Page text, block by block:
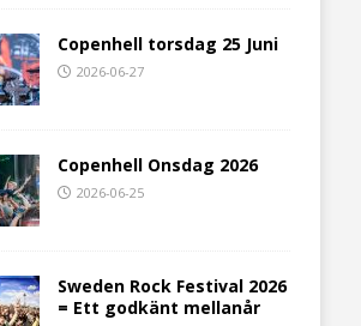
Copenhell torsdag 25 Juni
2026-06-27
Copenhell Onsdag 2026
2026-06-25
Sweden Rock Festival 2026
= Ett godkänt mellanår